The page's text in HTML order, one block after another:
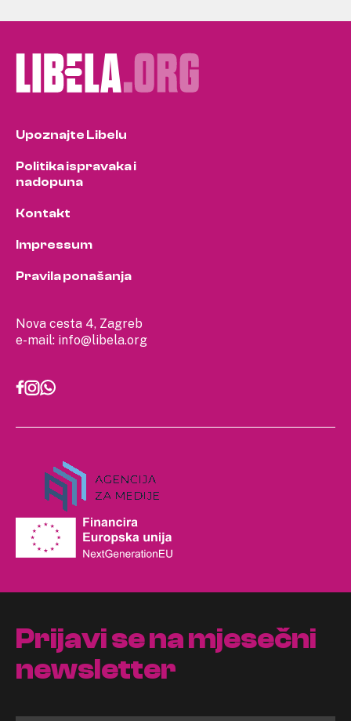
Nova cesta 4, Zagreb
e-mail: info@libela.org
Upoznajte Libelu
Politika ispravaka i
nadopuna
Kontakt
Impressum
Pravila ponašanja
Prijavi se na mjesečni
newsletter